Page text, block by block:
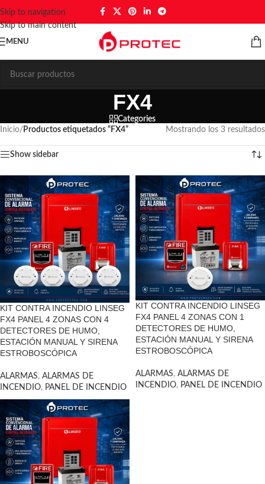
Skip to navigation
Skip to main content
MENU
FX4
Categories
Inicio/ Productos etiquetados “FX4” Mostrando los 3 resultados
Show sidebar
KIT CONTRA INCENDIO LINSEG
FX4 PANEL 4 ZONAS CON 4
DETECTORES DE HUMO,
ESTACIÓN MANUAL Y SIRENA
ESTROBOSCÓPICA
ALARMAS, ALARMAS DE
INCENDIO, PANEL DE INCENDIO
KIT CONTRA INCENDIO LINSEG
FX4 PANEL 4 ZONAS CON 1
DETECTORES DE HUMO,
ESTACIÓN MANUAL Y SIRENA
ESTROBOSCÓPICA
ALARMAS, ALARMAS DE
INCENDIO, PANEL DE INCENDIO